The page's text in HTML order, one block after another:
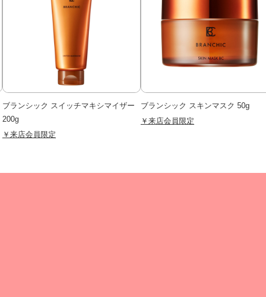
ブランシック スイッチマキシマイザー
200g
￥来店会員限定
ブランシック スキンマスク 50g
￥来店会員限定